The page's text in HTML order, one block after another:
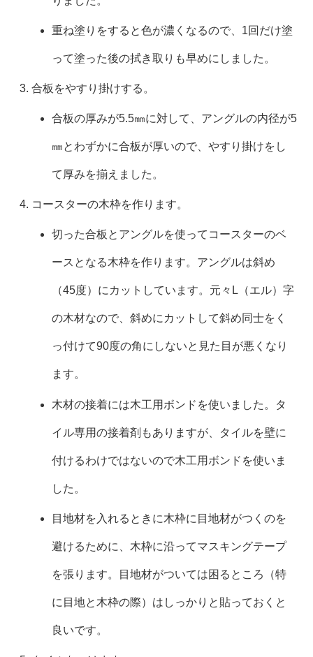
重ね塗りをすると色が濃くなるので、1回だけ塗
って塗った後の拭き取りも早めにしました。
合板をやすり掛けする。
合板の厚みが5.5㎜に対して、アングルの内径が5
㎜とわずかに合板が厚いので、やすり掛けをし
て厚みを揃えました。
コースターの木枠を作ります。
切った合板とアングルを使ってコースターのベ
ースとなる木枠を作ります。アングルは斜め
（45度）にカットしています。元々L（エル）字
の木材なので、斜めにカットして斜め同士をく
っ付けて90度の角にしないと見た目が悪くなり
ます。
木材の接着には木工用ボンドを使いました。タ
イル専用の接着剤もありますが、タイルを壁に
付けるわけではないので木工用ボンドを使いま
した。
目地材を入れるときに木枠に目地材がつくのを
避けるために、木枠に沿ってマスキングテープ
を張ります。目地材がついては困るところ（特
に目地と木枠の際）はしっかりと貼っておくと
良いです。